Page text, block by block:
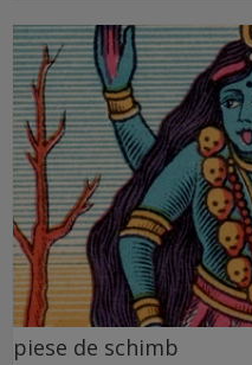
piese de schimb